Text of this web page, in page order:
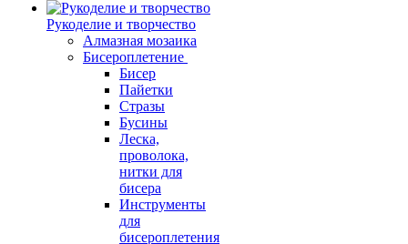
Рукоделие и творчество
Алмазная мозаика
Бисероплетение
Бисер
Пайетки
Стразы
Бусины
Леска,
проволока,
нитки для
бисера
Инструменты
для
бисероплетения